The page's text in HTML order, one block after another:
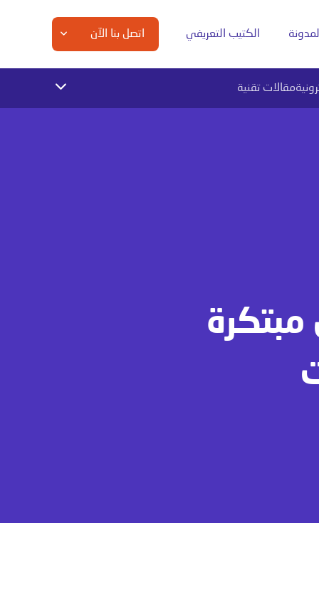
المدونة الكتيب التعريفي اتصل بنا الآن
مقالات تقنية